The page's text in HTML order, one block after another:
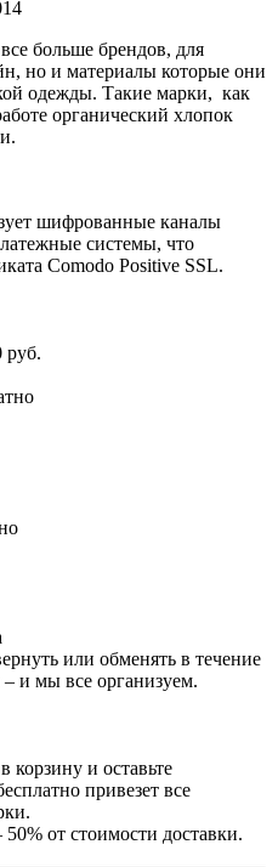
больше брендов, для
но и материалы которые они
одежды. Такие марки, как
органический хлопок
шифрованные каналы
системы, что
Comodo Positive SSL.
руб.
или обменять в течение
и мы все организуем.
корзину и оставьте
привезет все
от стоимости доставки.